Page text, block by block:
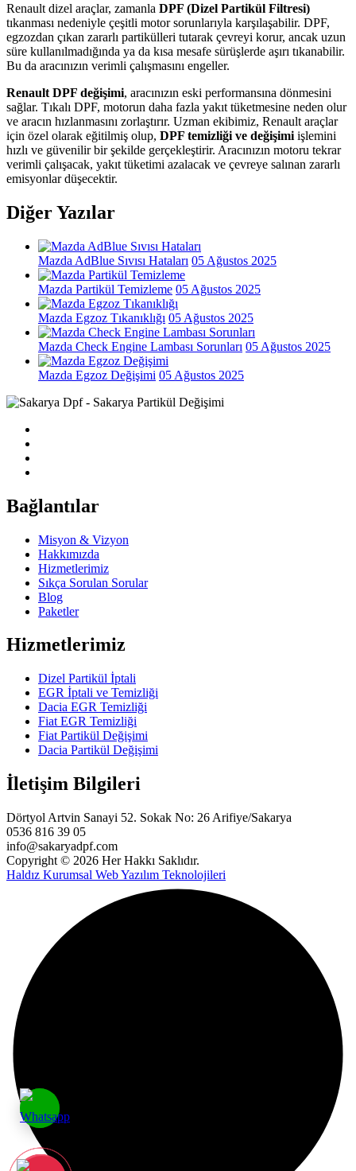
Renault dizel araçlar, zamanla DPF (Dizel Partikül Filtresi)
tıkanması nedeniyle çeşitli motor sorunlarıyla karşılaşabilir. DPF,
egzozdan çıkan zararlı partikülleri tutarak çevreyi korur, ancak uzun
süre kullanılmadığında ya da kısa mesafe sürüşlerde aşırı tıkanabilir.
Bu da aracınızın verimli çalışmasını engeller.
Renault DPF değişimi, aracınızın eski performansına dönmesini
sağlar. Tıkalı DPF, motorun daha fazla yakıt tüketmesine neden olur
ve aracın hızlanmasını zorlaştırır. Uzman ekibimiz, Renault araçlar
için özel olarak eğitilmiş olup, DPF temizliği ve değişimi işlemini
hızlı ve güvenilir bir şekilde gerçekleştirir. Aracınızın motoru tekrar
verimli çalışacak, yakıt tüketimi azalacak ve çevreye salınan zararlı
emisyonlar düşecektir.
Diğer Yazılar
Mazda AdBlue Sıvısı Hataları 05 Ağustos 2025
Mazda Partikül Temizleme 05 Ağustos 2025
Mazda Egzoz Tıkanıklığı 05 Ağustos 2025
Mazda Check Engine Lambası Sorunları 05 Ağustos 2025
Mazda Egzoz Değişimi 05 Ağustos 2025
Bağlantılar
Misyon & Vizyon
Hakkımızda
Hizmetlerimiz
Sıkça Sorulan Sorular
Blog
Paketler
Hizmetlerimiz
Dizel Partikül İptali
EGR İptali ve Temizliği
Dacia EGR Temizliği
Fiat EGR Temizliği
Fiat Partikül Değişimi
Dacia Partikül Değişimi
İletişim Bilgileri
Dörtyol Artvin Sanayi 52. Sokak No: 26 Arifiye/Sakarya
0536 816 39 05
info@sakaryadpf.com
Copyright © 2026 Her Hakkı Saklıdır.
Haldız Kurumsal Web Yazılım Teknolojileri